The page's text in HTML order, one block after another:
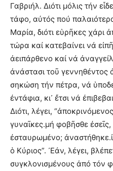
Γαβριήλ. Διότι μόλις τήν
τάφο, αὐτός πού
Μαρία, διότι εὑρῆκες χάρι
τώρα καί κατεβαίνει νά
ἀειπάρθενο καί νά
ἀνάστασι τοῦ
σηκώση τήν πέτρα, νά
ἐντάφια, κι᾿ ἔτσι νά
Διότι, λέγει,
γυναῖκες.μή φοβῆσθε ἐσεῖς,
ἐσταυρωμένο;
ὁ Κύριος”. ᾿Εάν, λέγει,
συγκλονισμένους ἀπό τόν